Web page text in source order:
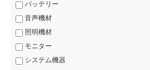
バッテリー
音声機材
照明機材
モニター
システム機器